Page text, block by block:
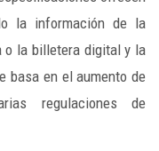
la información de la
o la billetera digital y la
basa en el aumento de
regulaciones de